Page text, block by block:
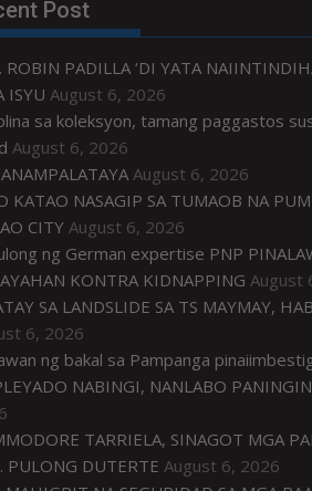
Post
ROBIN PADILLA ‘DI YATA
ISYU August 6, 2026
sa koleksyon, tamang paggastos
August 6, 2026
August 6, 2026
KATAO NASAGIP SA TUMAOB NA
CITY August 6, 2026
ng German expertise PNP
KONTRA KIDNAPPING August
SA LANDSLIDE SA TS MAYMAY,
6, 2026
ng bakal sa Pampanga
NABINGI, NANLABO PANINGIN
TARRIELA, SINAGOT MGA
PULONG DUTERTE August 6, 2026